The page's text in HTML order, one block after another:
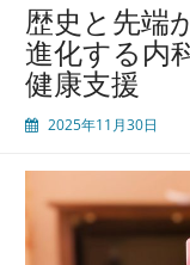
市
型
内
科
医
の
進
化
歴史と先端
進化する内
健康支援
2025年11月30日